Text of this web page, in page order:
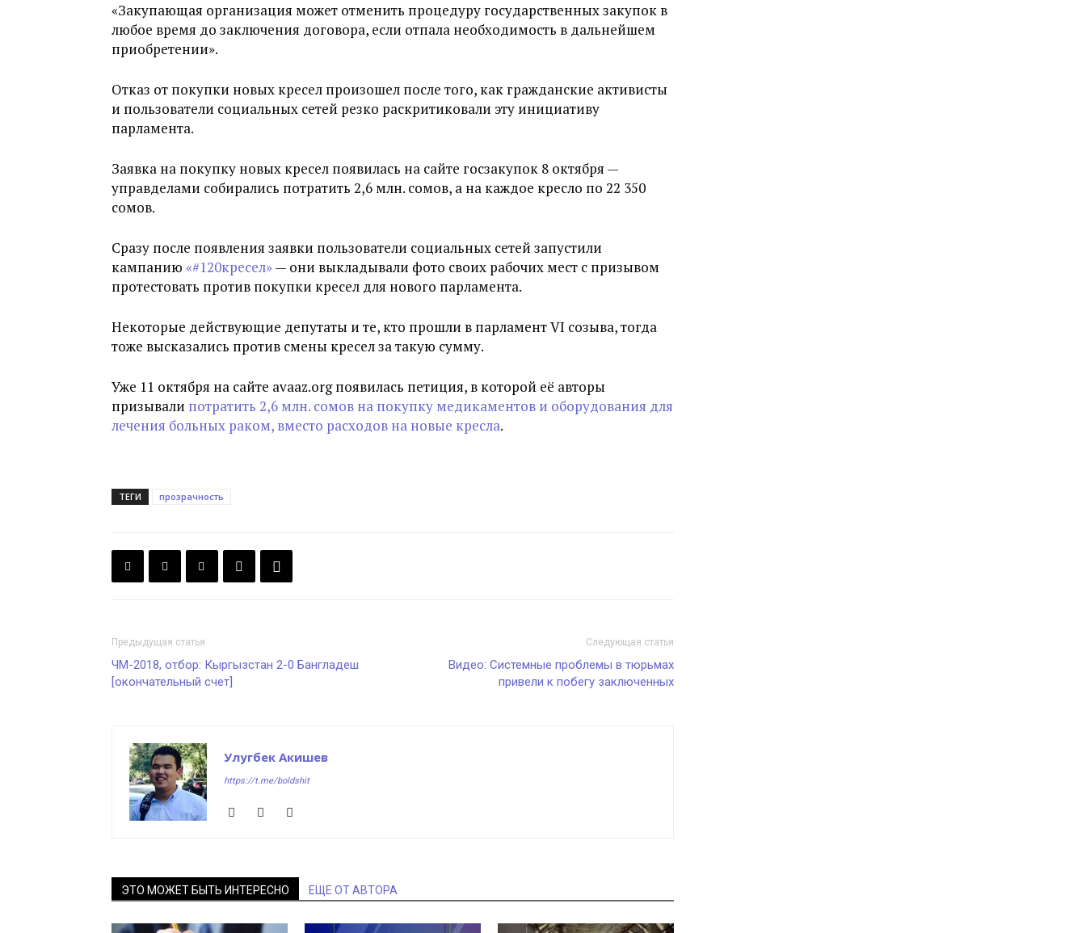
«Закупающая организация может отменить процедуру государственных закупок в
любое время до заключения договора, если отпала необходимость в дальнейшем
приобретении».
Отказ от покупки новых кресел произошел после того, как гражданские активисты
и пользователи социальных сетей резко раскритиковали эту инициативу
парламента.
Заявка на покупку новых кресел появилась на сайте госзакупок 8 октября —
управделами собирались потратить 2,6 млн. сомов, а на каждое кресло по 22 350
сомов.
Сразу после появления заявки пользователи социальных сетей запустили
кампанию «#120кресел»— они выкладывали фото своих рабочих мест с призывом
протестовать против покупки кресел для нового парламента.
Некоторые действующие депутаты и те, кто прошли в парламент VI созыва, тогда
тоже высказались против смены кресел за такую сумму.
Уже 11 октября на сайте avaaz.org появилась петиция, в которой её авторы
призывали потратить 2,6 млн. сомов на покупку медикаментов и оборудования для
лечения больных раком, вместо расходов на новые кресла.
ТЕГИ прозрачность
Предыдущая статья
ЧМ-2018, отбор: Кыргызстан 2-0 Бангладеш
[окончательный счет]
Следующая статья
Видео: Системные проблемы в тюрьмах
привели к побегу заключенных
Улугбек Акишев
https://t.me/boldshit
ЭТО МОЖЕТ БЫТЬ ИНТЕРЕСНО ЕЩЕ ОТ АВТОРА